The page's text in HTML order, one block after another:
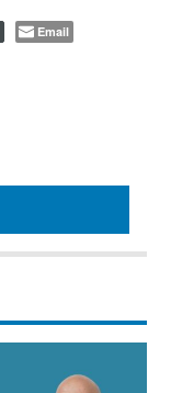
Email